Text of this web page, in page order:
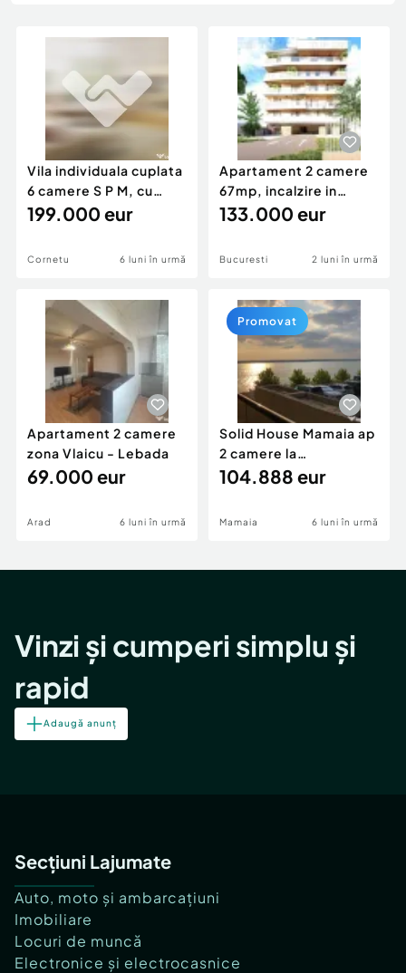
Afaceri și echipamente profesionale
Inchiriere Bunuri si Vehicule
Piese auto si accesorii
Vila individuala cuplata
6 camere S P M, cu
incalzire pe cen
199.000 eur
Cornetu 6 luni în urmă
Apartament 2 camere
67mp, incalzire in
pardoseala - Imobil N
133.000 eur
Bucuresti 2 luni în urmă
Apartament 2 camere
zona Vlaicu - Lebada
69.000 eur
Arad 6 luni în urmă
Solid House Mamaia ap
2 camere la
cheie,langa Mega
104.888 eur
Mamaia 6 luni în urmă
Promovat
Vinzi și cumperi simplu și
rapid
Adaugă anunț
Secțiuni Lajumate
Auto, moto și ambarcațiuni
Imobiliare
Locuri de muncă
Electronice și electrocasnice